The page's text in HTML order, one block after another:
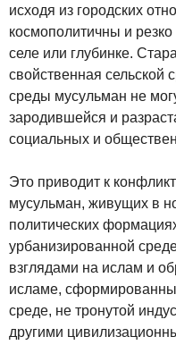
исходя из городских
космополитичны и
селе или глубинке.
свойственная сельской
среды мусульман не
зародившейся и
социальных и
Это приводит к
мусульман, живущих в
политических
урбанизированной
взглядами на ислам и
исламе,
среде, не тронутой
другими